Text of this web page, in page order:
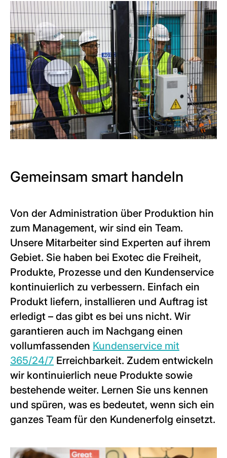
Gemeinsam smart handeln
Von der Administration über Produktion hin
zum Management, wir sind ein Team.
Unsere Mitarbeiter sind Experten auf ihrem
Gebiet. Sie haben bei Exotec die Freiheit,
Produkte, Prozesse und den Kundenservice
kontinuierlich zu verbessern. Einfach ein
Produkt liefern, installieren und Auftrag ist
erledigt – das gibt es bei uns nicht. Wir
garantieren auch im Nachgang einen
vollumfassenden Kundenservice mit
365/24/7 Erreichbarkeit. Zudem entwickeln
wir kontinuierlich neue Produkte sowie
bestehende weiter. Lernen Sie uns kennen
und spüren, was es bedeutet, wenn sich ein
ganzes Team für den Kundenerfolg einsetzt.